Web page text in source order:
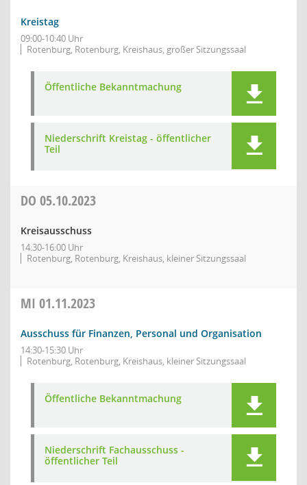
Kreistag
09:00-10:40 Uhr
Rotenburg, Rotenburg, Kreishaus, großer Sitzungssaal
Öffentliche Bekanntmachung
Niederschrift Kreistag - öffentlicher
Teil
DO 05.10.2023
Kreisausschuss
14:30-16:00 Uhr
Rotenburg, Rotenburg, Kreishaus, kleiner Sitzungssaal
MI 01.11.2023
Ausschuss für Finanzen, Personal und Organisation
14:30-15:30 Uhr
Rotenburg, Rotenburg, Kreishaus, kleiner Sitzungssaal
Öffentliche Bekanntmachung
Niederschrift Fachausschuss -
öffentlicher Teil